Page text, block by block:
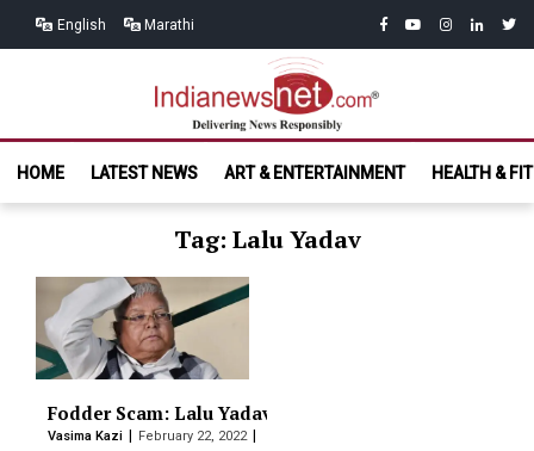
English Marathi facebook
youtubeinstagram
linkedin
India News
Net.com
HOME
LATEST NEWS ART & ENTERTAINMENT HEALTH &
Tag: Lalu Yadav
Fodder Scam: Lalu Yadav sentenced to 5 year jail term
Vasima Kazi February 22, 2022